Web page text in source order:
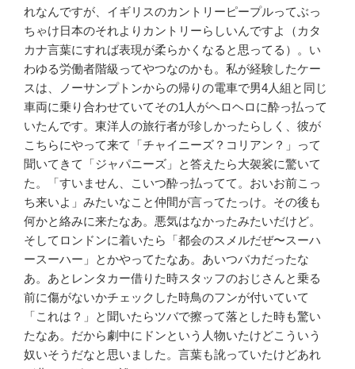
れなんですが、イギリスのカントリーピープルってぶっ
ちゃけ日本のそれよりカントリーらしいんですよ（カタ
カナ言葉にすれば表現が柔らかくなると思ってる）。い
わゆる労働者階級ってやつなのかも。私が経験したケー
スは、ノーサンプトンからの帰りの電車で男4人組と同じ
車両に乗り合わせていてその1 人がヘロヘロに酔っ払って
いたんです。東洋人の旅行者が珍しかったらしく、彼が
こちらにやって来て「チャイニーズ？コリアン？」って
聞いてきて「ジャパニーズ」と答えたら大袈裟に驚いて
た。「すいません、こいつ酔っ払ってて。おいお前こっ
ち来いよ」みたいなこと仲間が言ってたっけ。その後も
何かと絡みに来たなあ。悪気はなかったみたいだけど。
そしてロンドンに着いたら「都会のスメルだぜ〜スーハ
ースーハー」とかやってたなあ。あいつバカだったな
あ。あとレンタカー借りた時スタッフのおじさんと乗る
前に傷がないかチェックした時鳥のフンが付いていて
「これは？」と聞いたらツバで擦って落とした時も驚い
たなあ。だから劇中にドンという人物いたけどこういう
奴いそうだなと思いました。言葉も訛っていたけどあれ